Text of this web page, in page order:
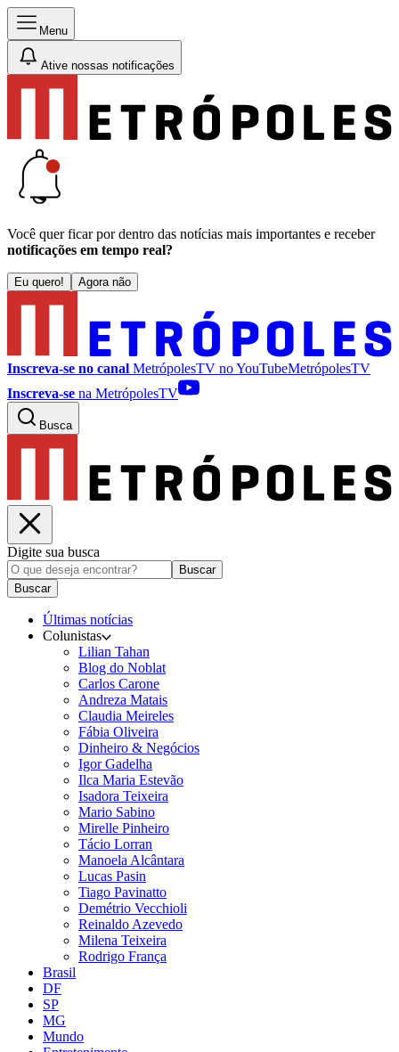
Menu
Ative nossas notificações
Você quer ficar por dentro das notícias mais importantes e receber
notificações em tempo real?
Eu quero! Agora não
Inscreva-se no canal MetrópolesTV noYouTubeMetrópolesTV
Inscreva-se na MetrópolesTV
Busca
Digite sua busca
Buscar
Buscar
Últimas notícias
Colunistas
Lilian Tahan
Blog do Noblat
Carlos Carone
Andreza Matais
Claudia Meireles
Fábia Oliveira
Dinheiro & Negócios
Igor Gadelha
Ilca Maria Estevão
Isadora Teixeira
Mario Sabino
Mirelle Pinheiro
Tácio Lorran
Manoela Alcântara
Lucas Pasin
Tiago Pavinatto
Demétrio Vecchioli
Reinaldo Azevedo
Milena Teixeira
Rodrigo França
Brasil
DF
SP
MG
Mundo